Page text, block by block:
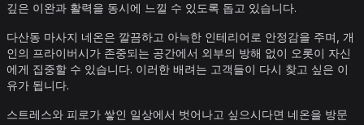
깊은 이완과 활력을 동시에 느낄 수 있도록 돕고 있습니다.
다산동 마사지 네온은 깔끔하고 아늑한 인테리어로 안정감을 주며, 개
인의 프라이버시가 존중되는 공간에서 외부의 방해 없이 오롯이 자신
에게 집중할 수 있습니다. 이러한 배려는 고객들이 다시 찾고 싶은 이
유가 됩니다.
스트레스와 피로가 쌓인 일상에서 벗어나고 싶으시다면 네온을 방문